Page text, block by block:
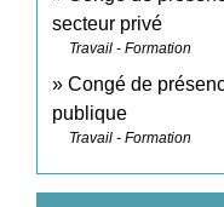
secteur privé
Travail - Formation
Congé de
publique
Travail - Formation